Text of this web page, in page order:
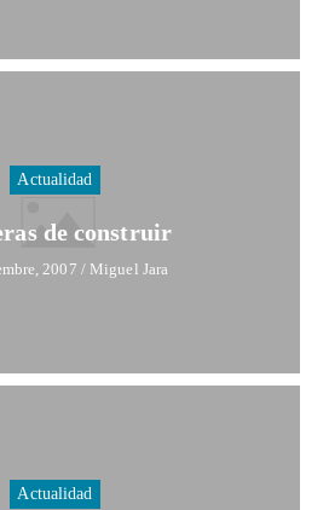
Actualidad
de construir
2007 / Miguel Jara
Actualidad